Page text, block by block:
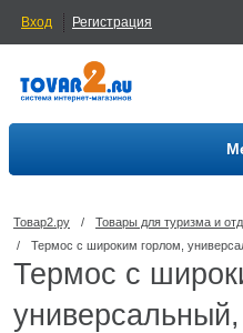
Вход Регистрация
Товар2.ру / Товары для туризма и
/
Термос с широким горлом,
Термос с